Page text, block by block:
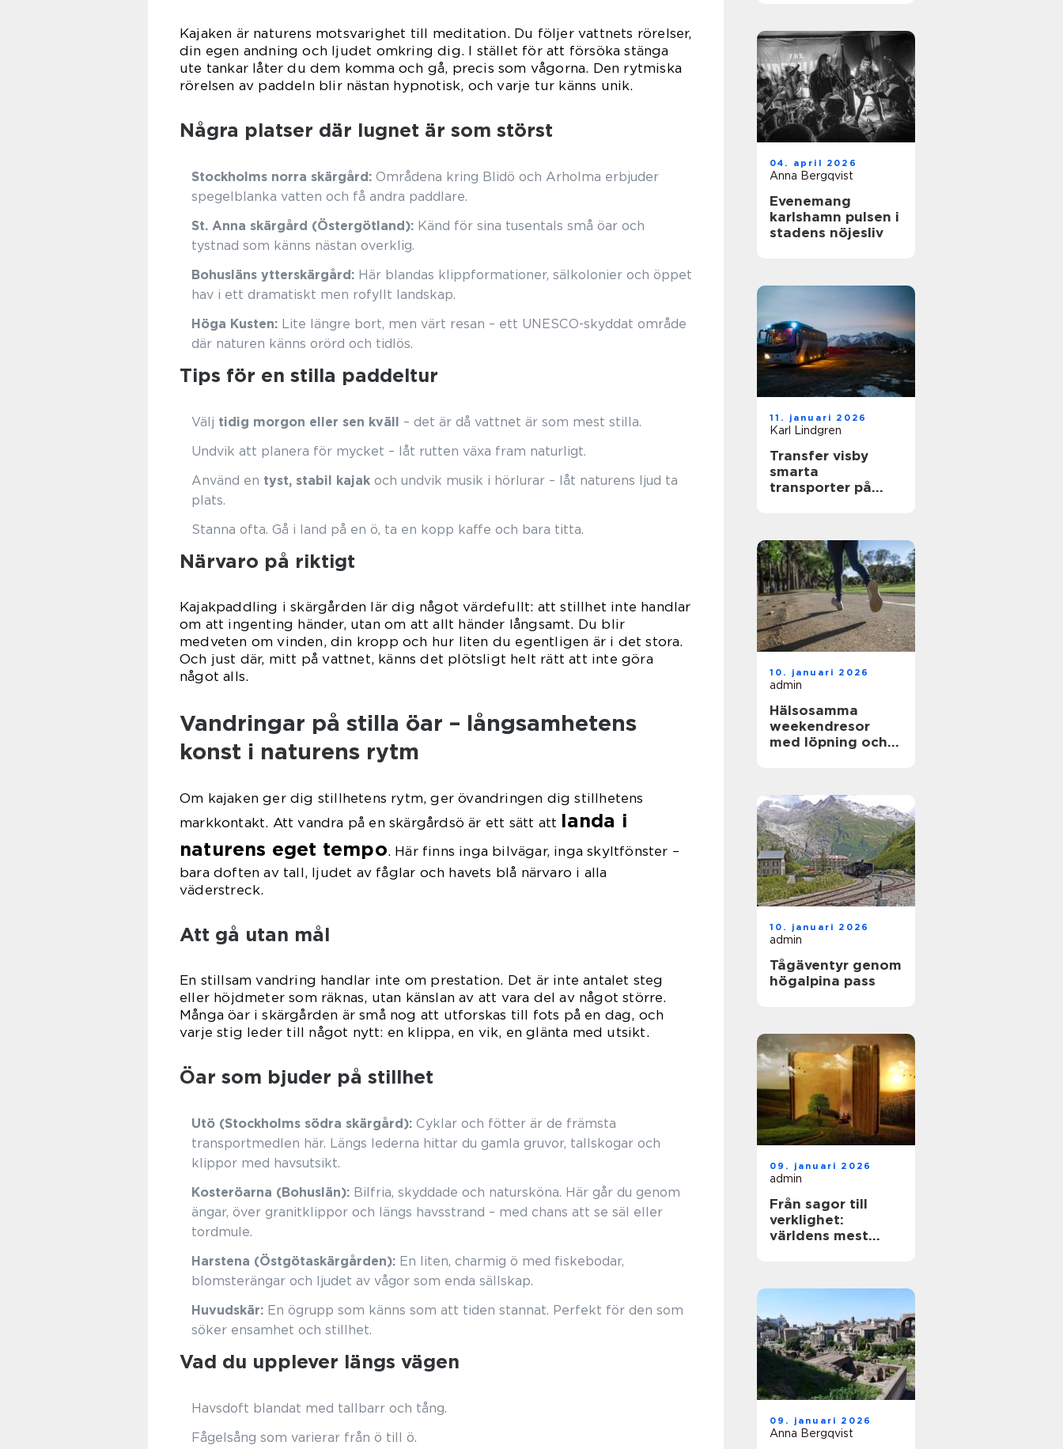
Kajaken är naturens motsvarighet till meditation. Du följer vattnets rörelser,
din egen andning och ljudet omkring dig. I stället för att försöka stänga
ute tankar låter du dem komma och gå, precis som vågorna. Den rytmiska
rörelsen av paddeln blir nästan hypnotisk, och varje tur känns unik.
Några platser där lugnet är som störst
Stockholms norra skärgård: Områdena kring Blidö och Arholma erbjuder
spegelblanka vatten och få andra paddlare.
St. Anna skärgård (Östergötland): Känd för sina tusentals små öar och
tystnad som känns nästan overklig.
Bohusläns ytterskärgård: Här blandas klippformationer, sälkolonier och öppet
hav i ett dramatiskt men rofyllt landskap.
Höga Kusten: Lite längre bort, men värt resan – ett UNESCO-skyddat område
där naturen känns orörd och tidlös.
Tips för en stilla paddeltur
Välj tidig morgon eller sen kväll – det är då vattnet är som mest stilla.
Undvik att planera för mycket – låt rutten växa fram naturligt.
Använd en tyst, stabil kajak och undvik musik i hörlurar – låt naturens ljud ta
plats.
Stanna ofta. Gå i land på en ö, ta en kopp kaffe och bara titta.
Närvaro på riktigt
Kajakpaddling i skärgården lär dig något värdefullt: att stillhet inte handlar
om att ingenting händer, utan om att allt händer långsamt. Du blir
medveten om vinden, din kropp och hur liten du egentligen är i det stora.
Och just där, mitt på vattnet, känns det plötsligt helt rätt att inte göra
något alls.
Vandringar på stilla öar – långsamhetens
konst i naturens rytm
Om kajaken ger dig stillhetens rytm, ger övandringen dig stillhetens
markkontakt. Att vandra på en skärgårdsö är ett sätt att landa i
naturens eget tempo. Här finns inga bilvägar, inga skyltfönster –
bara doften av tall, ljudet av fåglar och havets blå närvaro i alla
väderstreck.
Att gå utan mål
En stillsam vandring handlar inte om prestation. Det är inte antalet steg
eller höjdmeter som räknas, utan känslan av att vara del av något större.
Många öar i skärgården är små nog att utforskas till fots på en dag, och
varje stig leder till något nytt: en klippa, en vik, en glänta med utsikt.
Öar som bjuder på stillhet
Utö (Stockholms södra skärgård): Cyklar och fötter är de främsta
transportmedlen här. Längs lederna hittar du gamla gruvor, tallskogar och
klippor med havsutsikt.
Kosteröarna (Bohuslän): Bilfria, skyddade och natursköna. Här går du genom
ängar, över granitklippor och längs havsstrand – med chans att se säl eller
tordmule.
Harstena (Östgötaskärgården): En liten, charmig ö med fiskebodar,
blomsterängar och ljudet av vågor som enda sällskap.
Huvudskär: En ögrupp som känns som att tiden stannat. Perfekt för den som
söker ensamhet och stillhet.
Vad du upplever längs vägen
Havsdoft blandat med tallbarr och tång.
Fågelsång som varierar från ö till ö.
04. april 2026
Anna Bergqvist
Evenemang
karlshamn pulsen i
stadens nöjesliv
11. januari 2026
Karl Lindgren
Transfer visby
smarta
transporter på
10. januari 2026
admin
Hälsosamma
weekendresor
med löpning och
10. januari 2026
admin
Tågäventyr genom
högalpina pass
09. januari 2026
admin
Från sagor till
verklighet:
världens mest
09. januari 2026
Anna Bergqvist